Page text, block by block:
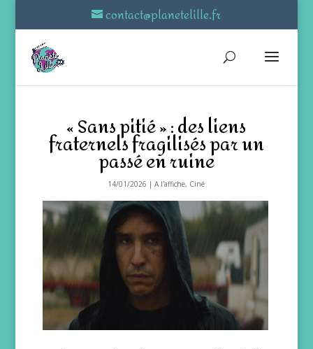
contact@planetelille.fr
« Sans pitié » : des liens
fraternels fragilisés par un
passé en ruine
14/01/2026 |A l'affiche, Ciné